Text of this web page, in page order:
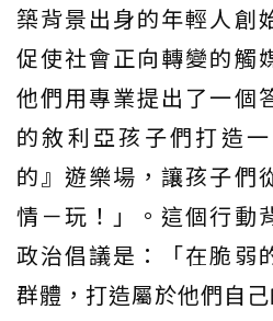
築背景出身的年輕人創
促使社會正向轉變的觸
他們用專業提出了一個
的敘利亞孩子們打造
的』遊樂場，讓孩子們
情－玩！」。這個行動
政治倡議是：「在脆弱
群體，打造屬於他們自己